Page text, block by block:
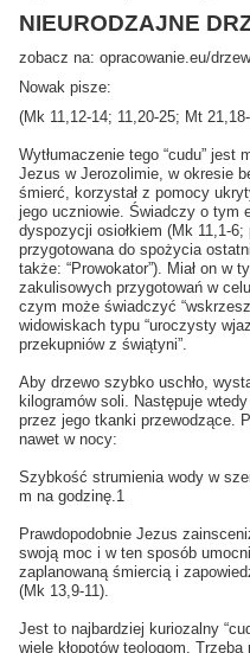
NIEURODZAJNE
zobacz na: opracowanie.eu/
Nowak pisze:
(Mk 11,12-14; 11,20-25; Mt
Wytłumaczenie tego “cudu”
Jezus w Jerozolimie, w okresie
śmierć, korzystał z pomocy
jego uczniowie. Świadczy o tym
dyspozycji osiołkiem (Mk 11,1-
przygotowana do spożycia
także: “Prowokator”). Miał on w
zakulisowych przygotowań w
czym może świadczyć
widowiskach typu “uroczysty
przekupniów z świątyni”.
Aby drzewo szybko uschło,
kilogramów soli. Następuje
przez jego tkanki przewodzące.
nawet w nocy:
Szybkość strumienia wody w
m na godzinę.1
Prawdopodobnie Jezus
swoją moc i w ten sposób
zaplanowaną śmiercią i
(Mk 13,9-11).
Jest to najbardziej kuriozalny
wiele kłopotów teologom.